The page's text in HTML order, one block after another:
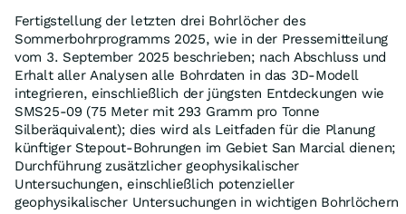
Fertigstellung der letzten drei Bohrlöcher des
Sommerbohrprogramms 2025, wie in der Pressemitteilung
vom 3. September 2025 beschrieben; nach Abschluss und
Erhalt aller Analysen alle Bohrdaten in das 3D-Modell
integrieren, einschließlich der jüngsten Entdeckungen wie
SMS25-09 (75 Meter mit 293 Gramm pro Tonne
Silberäquivalent); dies wird als Leitfaden für die Planung
künftiger Stepout-Bohrungen im Gebiet San Marcial dienen;
Durchführung zusätzlicher geophysikalischer
Untersuchungen, einschließlich potenzieller
geophysikalischer Untersuchungen in wichtigen Bohrlöchern